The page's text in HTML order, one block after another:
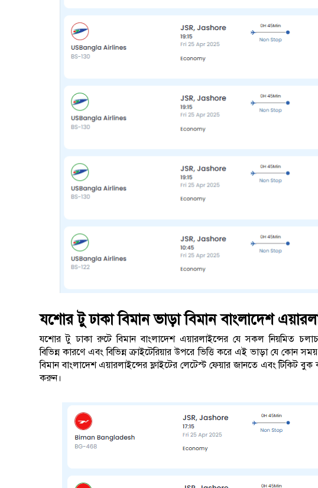
যশোর টু ঢাকা বিমান ভাড়া বিমান বাংলাদেশ
যশোর টু ঢাকা রুটে বিমান বাংলাদেশ এয়ারলাইন্সের যে সকল নিয়মিত
বিভিন্ন কারণে এবং বিভিন্ন ক্রাইটেরিয়ার উপরে ভিত্তি করে এই ভাড়া যে কোন
বিমান বাংলাদেশ এয়ারলাইন্সের ফ্লাইটের লেটেস্ট ফেয়ার জানতে এবং টিকিট বুক
করুন।